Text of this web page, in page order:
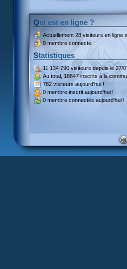
Qui est en ligne ?
Actuellement 28 visiteurs en ligne
0 membre connecté.
Statistiques
11 134 790 visiteursdepuis le 27/
Au total, 18847 inscritsà la
782 visiteurs aujourd'hui !
0 membre inscrit aujourd'hui !
0 membre connectés aujourd'hui !